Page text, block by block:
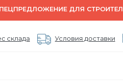
ДЛЯ
склада Условия доставки